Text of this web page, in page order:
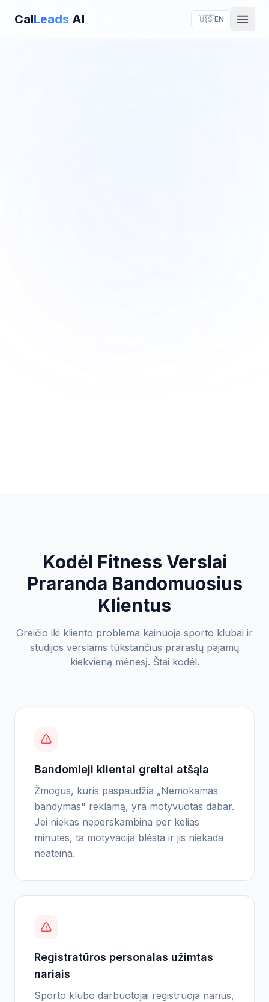
CalLeads AI 🇺🇸EN
Kodėl Fitness Verslai
Praranda Bandomuosius
Klientus
Greičio iki kliento problema kainuoja sporto klubai ir
studijos verslams tūkstančius prarastų pajamų
kiekvieną mėnesį. Štai kodėl.
Bandomieji klientai greitai atšąla
Žmogus, kuris paspaudžia „Nemokamas
bandymas" reklamą, yra motyvuotas dabar.
Jei niekas neperskambina per kelias
minutes, ta motyvacija blėsta ir jis niekada
neateina.
Registratūros personalas užimtas
nariais
Sporto klubo darbuotojai registruoja narius,